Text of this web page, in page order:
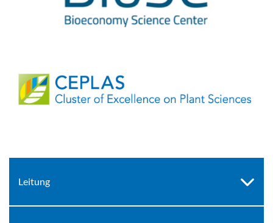
Leitung